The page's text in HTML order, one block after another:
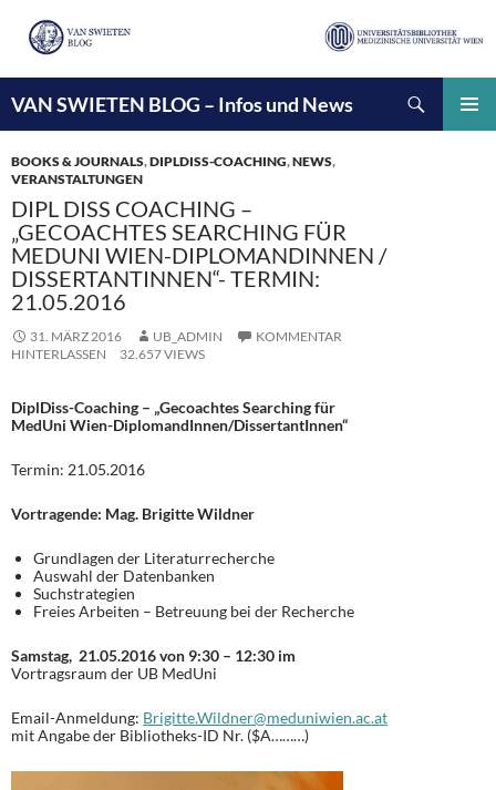
VAN SWIETEN BLOG – Infos und News
INHALT
SPRINGEN
BOOKS & JOURNALS,DIPLDISS-COACHING,NEWS,
VERANSTALTUNGEN
DIPL DISS COACHING –
„GECOACHTES SEARCHING FÜR
MEDUNI WIEN-DIPLOMANDINNEN /
DISSERTANTINNEN“- TERMIN:
21.05.2016
31. MÄRZ 2016 UB_ADMIN
KOMMENTAR
HINTERLASSEN
32.657 VIEWS
DiplDiss-Coaching – „Gecoachtes Searching für
MedUni Wien-DiplomandInnen/DissertantInnen“
Termin: 21.05.2016
Vortragende: Mag. Brigitte Wildner
Grundlagen der Literaturrecherche
Auswahl der Datenbanken
Suchstrategien
Freies Arbeiten – Betreuung bei der Recherche
Samstag, 21.05.2016von 9:30 – 12:30 im
Vortragsraum der UB MedUni
Email-Anmeldung: Brigitte.Wildner@meduniwien.ac.at
mit Angabe der Bibliotheks-ID Nr. ($A………)